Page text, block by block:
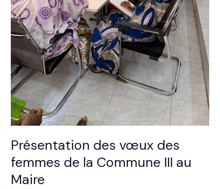
Présentation des vœux des
femmes de la Commune III au
Maire